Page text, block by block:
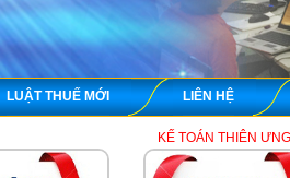
LUẬT THUẾ MỚI LIÊN HỆ
KẾ TOÁN THIÊN ƯNG chuyên